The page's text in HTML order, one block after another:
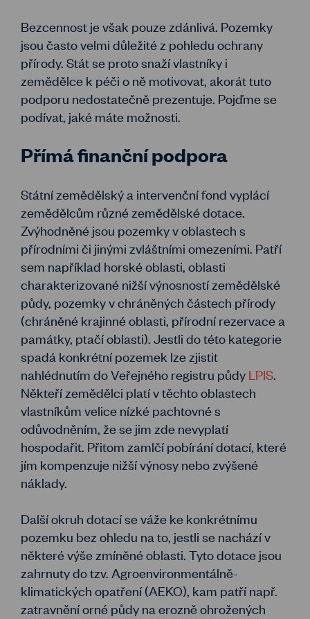
Bezcennost je však pouze zdánlivá. Pozemky
jsou často velmi důležité z pohledu ochrany
přírody. Stát se proto snaží vlastníky i
zemědělce k péči o ně motivovat, akorát tuto
podporu nedostatečně prezentuje. Pojďme se
podívat, jaké máte možnosti.
Přímá finanční podpora
Státní zemědělský a intervenční fond vyplácí
zemědělcům různé zemědělské dotace.
Zvýhodněné jsou pozemky v oblastech s
přírodními či jinými zvláštními omezeními. Patří
sem například horské oblasti, oblasti
charakterizované nižší výnosností zemědělské
půdy, pozemky v chráněných částech přírody
(chráněné krajinné oblasti, přírodní rezervace a
památky, ptačí oblasti). Jestli do této kategorie
spadá konkrétní pozemek lze zjistit
nahlédnutím do Veřejného registru půdy LPIS.
Někteří zemědělci platí v těchto oblastech
vlastníkům velice nízké pachtovné s
odůvodněním, že se jim zde nevyplatí
hospodařit. Přitom zamlčí pobírání dotací, které
jím kompenzuje nižší výnosy nebo zvýšené
náklady.
Další okruh dotací se váže ke konkrétnímu
pozemku bez ohledu na to, jestli se nachází v
některé výše zmíněné oblasti. Tyto dotace jsou
zahrnuty do tzv. Agroenvironmentálně-
klimatických opatření (AEKO), kam patří např.
zatravnění orné půdy na erozně ohrožených